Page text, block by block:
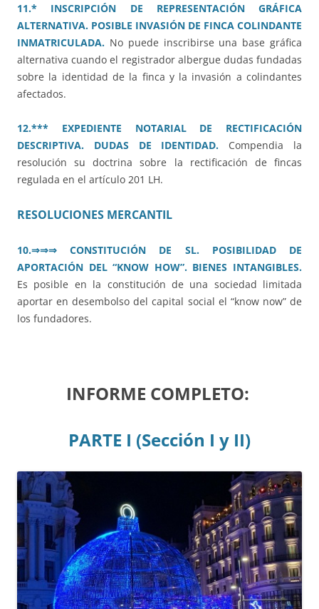
11.* INSCRIPCIÓN DE REPRESENTACIÓN GRÁFICA
ALTERNATIVA. POSIBLE INVASIÓN DE FINCA COLINDANTE
INMATRICULADA. No puede inscribirse una base gráfica
alternativa cuando el registrador albergue dudas fundadas
sobre la identidad de la finca y la invasión a colindantes
afectados.
12.*** EXPEDIENTE NOTARIAL DE RECTIFICACIÓN
DESCRIPTIVA. DUDAS DE IDENTIDAD. Compendia la
resolución su doctrina sobre la rectificación de fincas
regulada en el artículo 201 LH.
RESOLUCIONES MERCANTIL
10.⇒⇒⇒ CONSTITUCIÓN DE SL. POSIBILIDAD DE
APORTACIÓN DEL “KNOW HOW”. BIENES INTANGIBLES.
Es posible en la constitución de una sociedad limitada
aportar en desembolso del capital social el “know now” de
los fundadores.
INFORME COMPLETO:
PARTE I (Sección I y II)